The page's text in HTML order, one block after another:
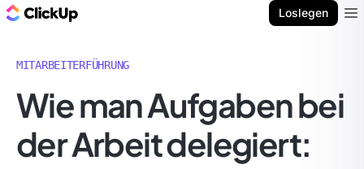
Loslegen
MITARBEITERFÜHRUNG
Wie man Aufgaben bei
der Arbeit delegiert: